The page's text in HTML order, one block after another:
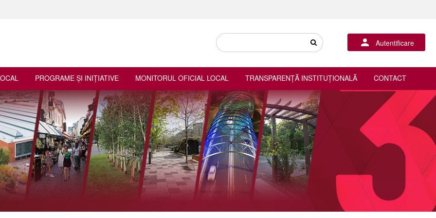
Autentificare
PROGRAME ŞI INIŢIATIVE MONITORUL OFICIAL LOCAL TRANSPARENȚĂ INSTITUȚIONALĂ CONTACT